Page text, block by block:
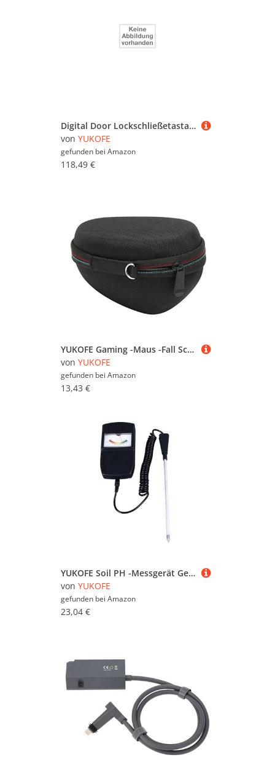
Digital Door Lockschließetastatur ohne Tastatur Smart Room Coded Schloss mit BT -Funktion Support iOS und Android
von YUKOFE
gefunden bei Amazon
118,49 €
YUKOFE Gaming -Maus -Fall Schutz tragbarer Hart -Eva -Shell Schwarz Inner Grey für Lift vertikale ergonomische Maus
von YUKOFE
gefunden bei Amazon
13,43 €
YUKOFE Soil PH -Messgerät Genauige Tests Weitweiter Reichweite Langlebiger Metallsondenzeigertyp für Gartengartenbau
von YUKOFE
gefunden bei Amazon
23,04 €